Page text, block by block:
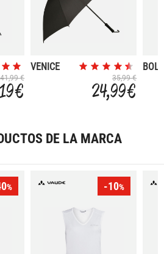
41,99 €
€
VENICE
35,99 €
24,99 €
DE LA MARCA
% -10%